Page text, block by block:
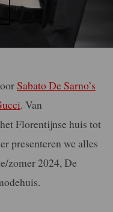
Sabato De Sarno’s
. Van
Florentijnse huis tot
presenteren we alles
zomer 2024, De